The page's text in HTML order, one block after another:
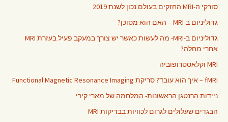
סורקי ה-MRI החזקים בעולם נכון לשנת 2019
גדוליניום ב-MRI – האם הוא מסוכן?
גדוליניום ב-MRI- מה לעשות כאשר יש צורך במעקב פעיל בעזרת MRI
אחרי מחלה?
MRI וקלאסטרופוביה
fMRI – איך הוא עובד? סריקת Functional Magnetic Resonance Imaging
ניידות הרנטגן הראשונות- המלחמה של מארי קירי
הבגדים שעלולים לגרום לכוויות בבדיקות MRI